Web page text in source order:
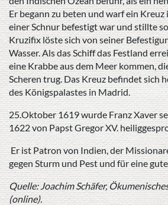
Er begann zu beten und warf ein Kreuz
einer Schnur befestigt war und stillte
Kruzifix löste sich von seiner
Wasser. Als das Schiff das Festland
eine Krabbe aus dem Meer kommen,
Scheren trug. Das Kreuz befindet sich
des Königspalastes in Madrid.
25.Oktober 1619 wurde Franz Xaver
1622 von Papst Gregor XV.
Er ist Patron von Indien, der
gegen Sturm und Pest und für eine
Quelle: Joachim Schäfer,
(online).